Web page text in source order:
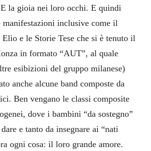
la gioia nei loro occhi. E quindi
manifestazioni inclusive come il
Elio e le Storie Tese che si è tenuto il
in formato “AUT”, al quale
esibizioni del gruppo milanese)
anche alcune band composte da
Ben vengano le classi composite
dove i bambini “da sostegno”
e tanto da insegnare ai “nati
ogni cosa: il loro grande amore.